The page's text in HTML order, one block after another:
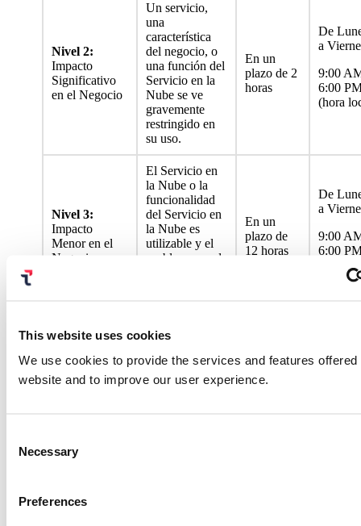
This website uses cookies
We use cookies to provide the services and features offered
website and to improve our user experience.
Selection
Necessary
Preferences
Nivel 2:
Impacto
Significativo
en el Negocio
Un servicio,
una
característica
del negocio, o
una función del
Servicio en la
Nube se ve
gravemente
restringido en
su uso.
En un
plazo de 2
horas
De
a
9:00
6:00
(hora
Nivel 3:
Impacto
Menor en el
Negocio
El Servicio en
la Nube o la
funcionalidad
del Servicio en
la Nube es
utilizable y el
problema puede
En un
plazo de
12 horas
De
a
9:00
6:00
(hora
Nivel 4:
Impacto
Mínimo en el
petición no
técnica o
En un
plazo de 1
Información de Contacto y Proceso de Escalamiento.
escalamiento.